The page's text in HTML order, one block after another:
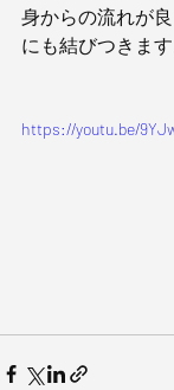
身からの流れが
にも結びつきます
https://youtu.be/